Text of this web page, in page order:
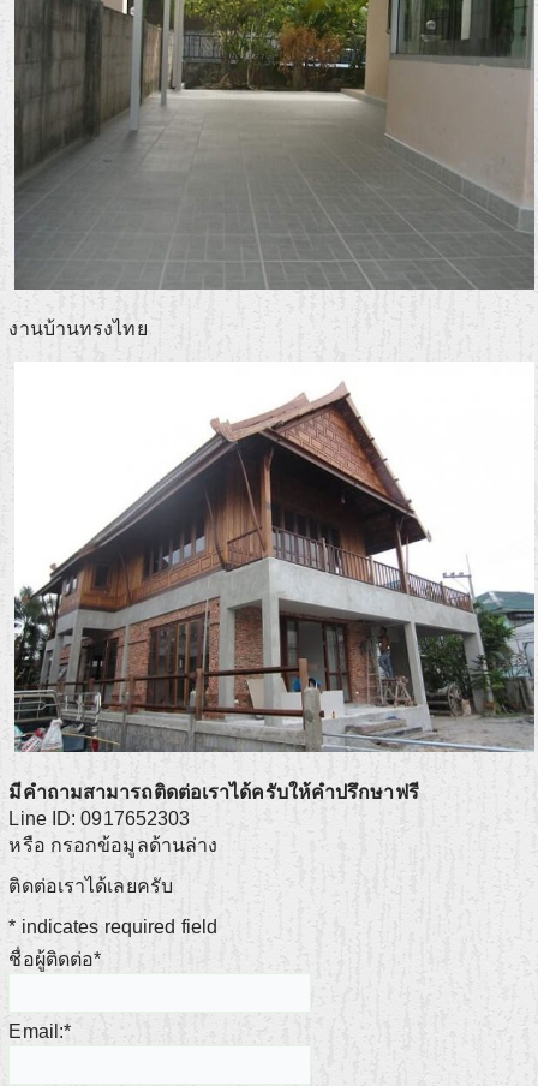
งานบ้านทรงไทย
มีคำถามสามารถติดต่อเราได้ครับให้คำปรึกษาฟรี
Line ID: 0917652303
หรือ กรอกข้อมูลด้านล่าง
ติดต่อเราได้เลยครับ
* indicates required field
ชื่อผู้ติดต่อ*
Email:*